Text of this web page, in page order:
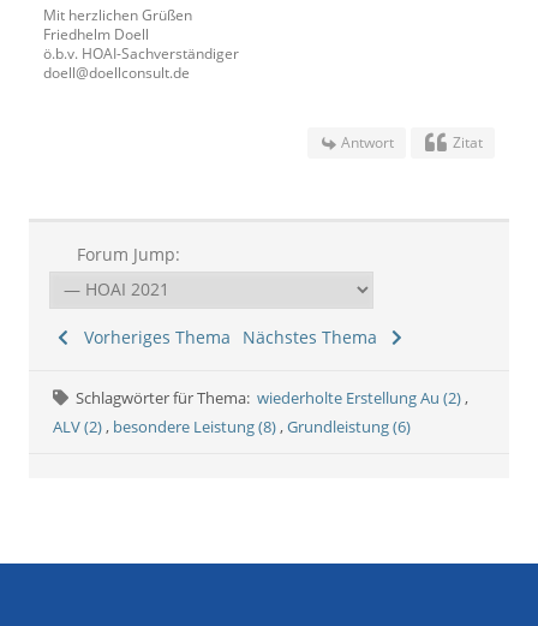
Mit herzlichen Grüßen
Friedhelm Doell
ö.b.v. HOAI-Sachverständiger
doell@doellconsult.de
Antwort Zitat
Forum Jump:
Vorheriges Thema Nächstes Thema
Schlagwörter für Thema:wiederholte Erstellung Au (2),
ALV (2), besondere Leistung (8),Grundleistung (6)